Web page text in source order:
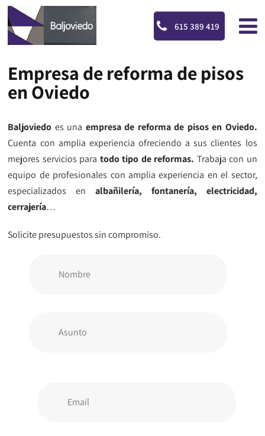
615 389 419
Empresa de reforma de pisos
en Oviedo
Baljoviedo es una empresa de reforma de pisos en Oviedo.
Cuenta con amplia experiencia ofreciendo a sus clientes los
mejores servicios para todo tipo de reformas. Trabaja con un
equipo de profesionales con amplia experiencia en el sector,
especializados en albañilería, fontanería, electricidad,
cerrajería…
Solicite presupuestos sin compromiso.